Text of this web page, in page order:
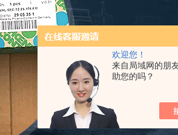
欢迎您！
来自局域网的朋
助您的吗？